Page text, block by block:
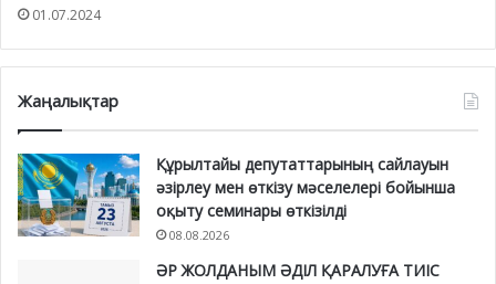
01.07.2024
Жаңалықтар
Құрылтайы депутаттарының сайлауын
әзірлеу мен өткізу мәселелері бойынша
оқыту семинары өткізілді
08.08.2026
ӘР ЖОЛДАНЫМ ӘДІЛ ҚАРАЛУҒА ТИІС